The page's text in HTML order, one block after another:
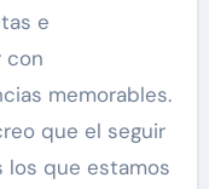
e
con
memorables.
que el seguir
los que estamos